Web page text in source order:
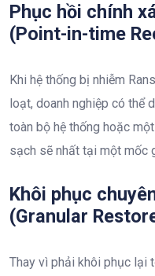
Phục hồi chính
(Point-in-time
Khi hệ thống bị nhiễm
loạt, doanh nghiệp có thể
toàn bộ hệ thống hoặc
sạch sẽ nhất tại một mốc
Khôi phục
(Granular
Thay vì phải khôi phục lại